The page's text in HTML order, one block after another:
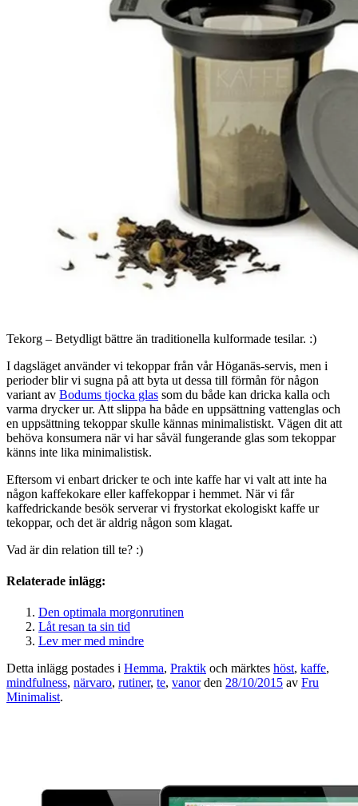
Tekorg – Betydligt bättre än traditionella kulformade tesilar. :)
I dagsläget använder vi tekoppar från vår Höganäs-servis, men i
perioder blir vi sugna på att byta ut dessa till förmån för någon
variant av Bodums tjocka glas som du både kan dricka kalla och
varma drycker ur. Att slippa ha både en uppsättning vattenglas och
en uppsättning tekoppar skulle kännas minimalistiskt. Vägen dit att
behöva konsumera när vi har såväl fungerande glas som tekoppar
känns inte lika minimalistisk.
Eftersom vi enbart dricker te och inte kaffe har vi valt att inte ha
någon kaffekokare eller kaffekoppar i hemmet. När vi får
kaffedrickande besök serverar vi frystorkat ekologiskt kaffe ur
tekoppar, och det är aldrig någon som klagat.
Vad är din relation till te? :)
Relaterade inlägg:
Den optimala morgonrutinen
Låt resan ta sin tid
Lev mer med mindre
Detta inlägg postades i Hemma, Praktik och märktes höst, kaffe,
mindfulness, närvaro, rutiner, te, vanorden 28/10/2015 av Fru
Minimalist.